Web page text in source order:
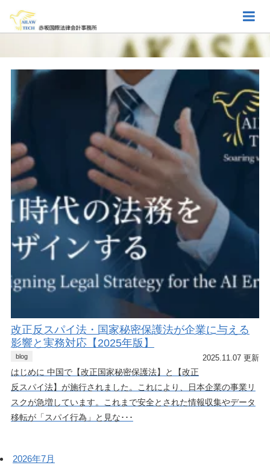
改正反スパイ法・国家秘密保護法が企業に与える
影響と実務対応【2025年版】
blog 2025.11.07 更新
はじめに 中国で【改正国家秘密保護法】と【改正
反スパイ法】が施行されました。これにより、日本企業の事業リ
スクが急増しています。これまで安全とされた情報収集やデータ
移転が「スパイ行為」と見な･･･
2026年7月